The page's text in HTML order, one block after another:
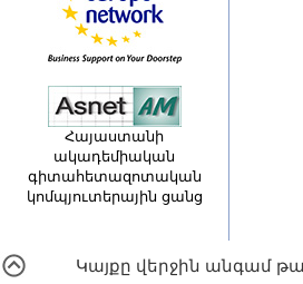
Հայաստանի
ակադեմիական
գիտահետազոտական
կոմպյուտերային ցանց
Կայքը վերջին անգամ